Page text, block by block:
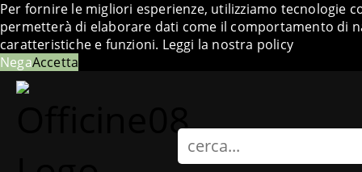
Per fornire le migliori esperienze, utilizziamo tecnologie
permetterà di elaborare dati come il comportamento di
caratteristiche e funzioni. Leggi la nostra policy
NegaAccetta
Search